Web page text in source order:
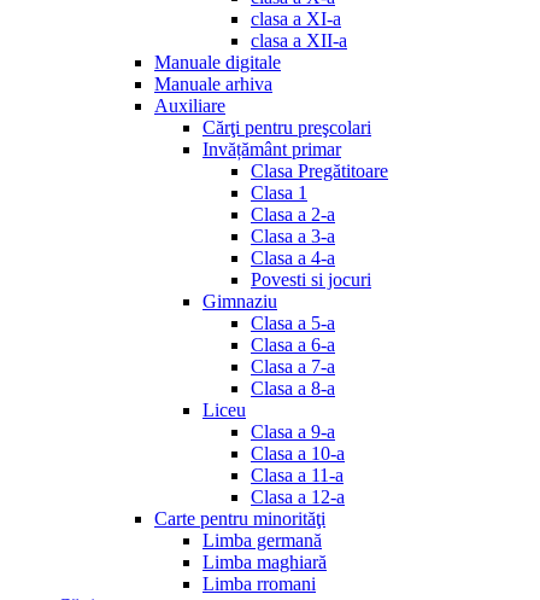
clasa a XI-a
clasa a XII-a
Manuale digitale
Manuale arhiva
Auxiliare
Cărţi pentru preşcolari
Invățământ primar
Clasa Pregătitoare
Clasa 1
Clasa a 2-a
Clasa a 3-a
Clasa a 4-a
Povesti si jocuri
Gimnaziu
Clasa a 5-a
Clasa a 6-a
Clasa a 7-a
Clasa a 8-a
Liceu
Clasa a 9-a
Clasa a 10-a
Clasa a 11-a
Clasa a 12-a
Carte pentru minorităţi
Limba germană
Limba maghiară
Limba rromani